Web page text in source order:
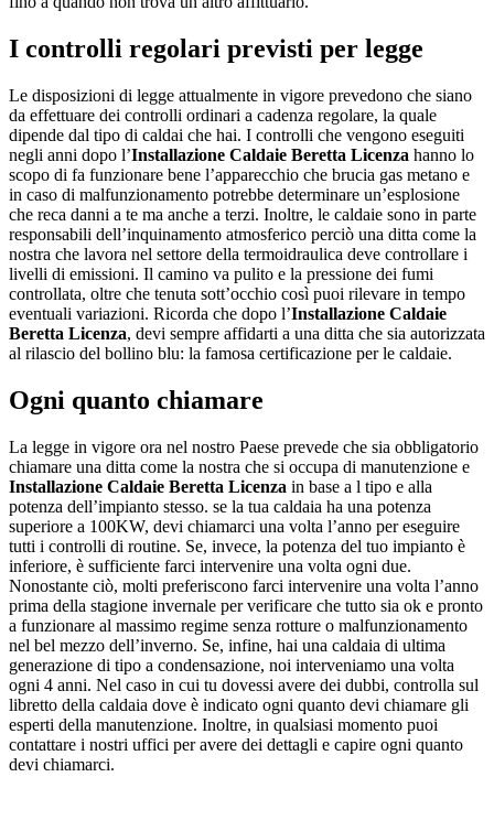
I controlli regolari previsti per legge
Le disposizioni di legge attualmente in vigore prevedono che siano
da effettuare dei controlli ordinari a cadenza regolare, la quale
dipende dal tipo di caldai che hai. I controlli che vengono eseguiti
negli anni dopo l’Installazione Caldaie Beretta Licenza hanno lo
scopo di fa funzionare bene l’apparecchio che brucia gas metano e
in caso di malfunzionamento potrebbe determinare un’esplosione
che reca danni a te ma anche a terzi. Inoltre, le caldaie sono in parte
responsabili dell’inquinamento atmosferico perciò una ditta come la
nostra che lavora nel settore della termoidraulica deve controllare i
livelli di emissioni. Il camino va pulito e la pressione dei fumi
controllata, oltre che tenuta sott’occhio così puoi rilevare in tempo
eventuali variazioni. Ricorda che dopo l’Installazione Caldaie
Beretta Licenza, devi sempre affidarti a una ditta che sia autorizzata
al rilascio del bollino blu: la famosa certificazione per le caldaie.
Ogni quanto chiamare
La legge in vigore ora nel nostro Paese prevede che sia obbligatorio
chiamare una ditta come la nostra che si occupa di manutenzione e
Installazione Caldaie Beretta Licenza in base a l tipo e alla
potenza dell’impianto stesso. se la tua caldaia ha una potenza
superiore a 100KW, devi chiamarci una volta l’anno per eseguire
tutti i controlli di routine. Se, invece, la potenza del tuo impianto è
inferiore, è sufficiente farci intervenire una volta ogni due.
Nonostante ciò, molti preferiscono farci intervenire una volta l’anno
prima della stagione invernale per verificare che tutto sia ok e pronto
a funzionare al massimo regime senza rotture o malfunzionamento
nel bel mezzo dell’inverno. Se, infine, hai una caldaia di ultima
generazione di tipo a condensazione, noi interveniamo una volta
ogni 4 anni. Nel caso in cui tu dovessi avere dei dubbi, controlla sul
libretto della caldaia dove è indicato ogni quanto devi chiamare gli
esperti della manutenzione. Inoltre, in qualsiasi momento puoi
contattare i nostri uffici per avere dei dettagli e capire ogni quanto
devi chiamarci.